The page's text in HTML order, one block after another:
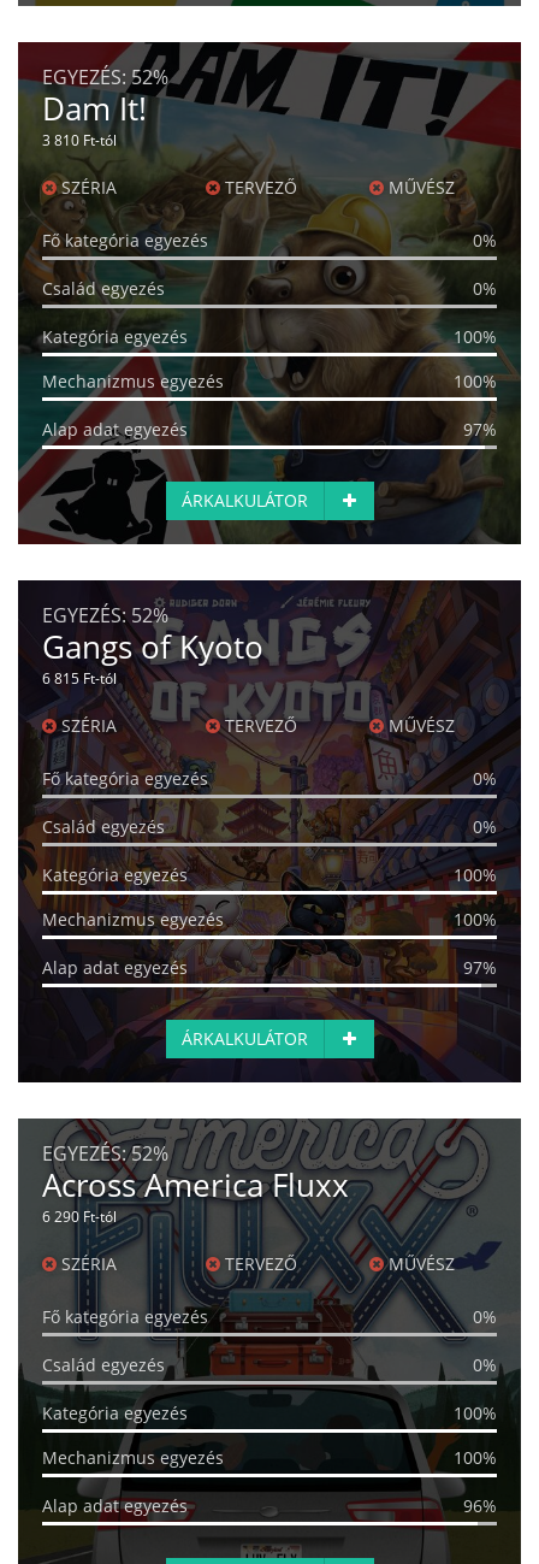
EGYEZÉS: 52%
Dam It!
3 810 Ft-tól
SZÉRIA TERVEZŐ MŰVÉSZ
Fő kategória egyezés 0%
Család egyezés 0%
Kategória egyezés
100%
Mechanizmus egyezés
100%
Alap adat egyezés 97%
ÁRKALKULÁTOR
EGYEZÉS:52%
Gangs of Kyoto
6 815 Ft-tól
SZÉRIA TERVEZŐ MŰVÉSZ
Fő kategória egyezés 0%
Család egyezés 0%
Kategória egyezés
100%
Mechanizmus egyezés
100%
Alap adat egyezés 97%
ÁRKALKULÁTOR
EGYEZÉS:52%
Across America Fluxx
6 290 Ft-tól
SZÉRIA TERVEZŐ MŰVÉSZ
Fő kategória egyezés 0%
Család egyezés 0%
Kategória egyezés
100%
Mechanizmus egyezés
100%
Alap adat egyezés 96%